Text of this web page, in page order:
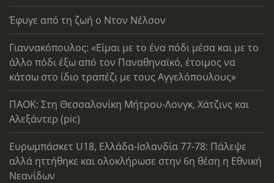
Έφυγε από τη ζωή ο Ντον Νέλσον
Γιαννακόπουλος: «Είμαι με το ένα πόδι μέσα και με το
άλλο πόδι έξω από τον Παναθηναϊκό, έτοιμος να
κάτσω στο ίδιο τραπέζι με τους Αγγελόπουλους»
ΠΑΟΚ: Στη Θεσσαλονίκη Μήτρου-Λονγκ, Χάτζινς και
Αλεξάντερ (pic)
Ευρωμπάσκετ U18, Ελλάδα-Ισλανδία 77-78: Πάλεψε
αλλά ηττήθηκε και ολοκλήρωσε στην 6η θέση η Εθνική
Νεανίδων